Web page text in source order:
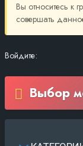
Вы относитесь к
совершать
Войдите:
Выбор